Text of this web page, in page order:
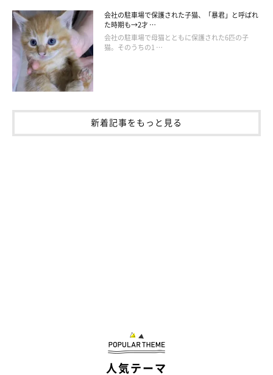
会社の駐車場で保護された子猫、「暴君」と呼ばれ
た時期も→2才 …
会社の駐車場で母猫とともに保護された6匹の子
猫。そのうちの1 …
新着記事をもっと見る
人気テーマ